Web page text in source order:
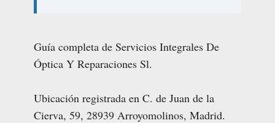
Guía completa de Servicios Integrales De
Óptica Y Reparaciones Sl.
Ubicación registrada en C. de Juan de la
Cierva, 59, 28939 Arroyomolinos, Madrid.